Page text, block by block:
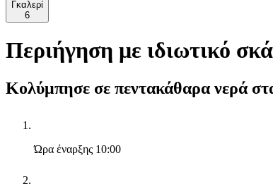
Γκαλερί
6
Περιήγηση με ιδιωτικό
Κολύμπησε σε πεντακάθαρα νερά
Ώρα έναρξης 10:00